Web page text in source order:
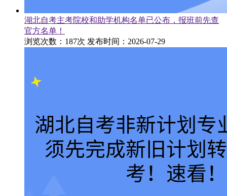
湖北自考主考院校和助学机构名单已公布，报班前先查
官方名单！
浏览次数：187次 发布时间：2026-07-29